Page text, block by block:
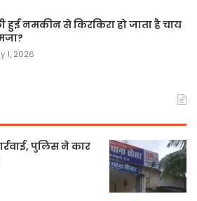
हुई नमकीन से किरकिरा हो जाता है चाय
1, 2026
पुलिस ने कार